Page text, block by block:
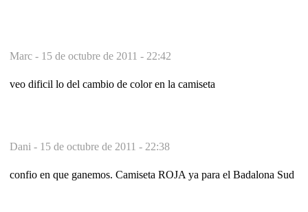
Marc - 15 de octubre de 2011 - 22:42
veo dificil lo del cambio de color en la camiseta
Dani - 15 de octubre de 2011 - 22:38
confio en que ganemos. Camiseta ROJA ya para el Badalona Sud